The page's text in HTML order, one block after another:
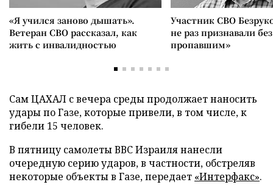
«Я учился заново дышать».
Ветеран СВО рассказал, как
жить с инвалидностью
Участник СВО
не раз признавали
пропавшим»
Сам ЦАХАЛ с вечера среды продолжает наносить
удары по Газе, которые привели, в том числе, к
гибели 15 человек.
В пятницу самолеты ВВС Израиля нанесли
очередную серию ударов, в частности, обстреляв
некоторые объекты в Газе, передает «Интерфакс».